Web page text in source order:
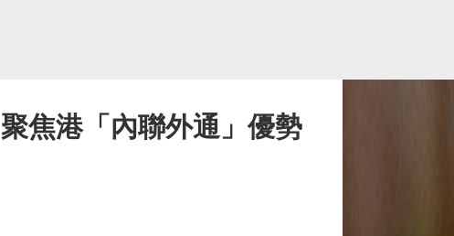
焦港「內聯外通」優勢